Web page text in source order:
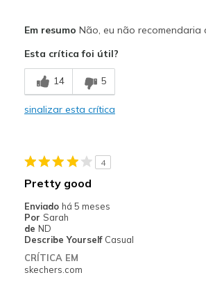
Contras
Need Break In
Feels true to width
Sizing
View On Shoes
Em resumo Não, eu não recomendaria
Esta crítica foi útil?
14 5
sinalizar esta crítica
4
Pretty good
Enviado há 5 meses
Por Sarah
de ND
Describe Yourself Casual
CRÍTICA EM
skechers.com